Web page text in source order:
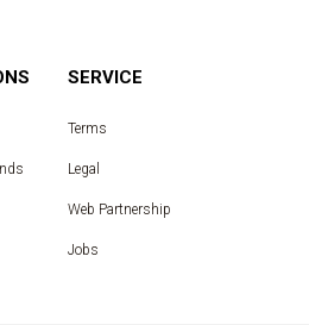
SERVICE
Terms
Legal
Web Partnership
Jobs